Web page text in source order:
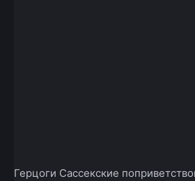
Герцоги Сассекские